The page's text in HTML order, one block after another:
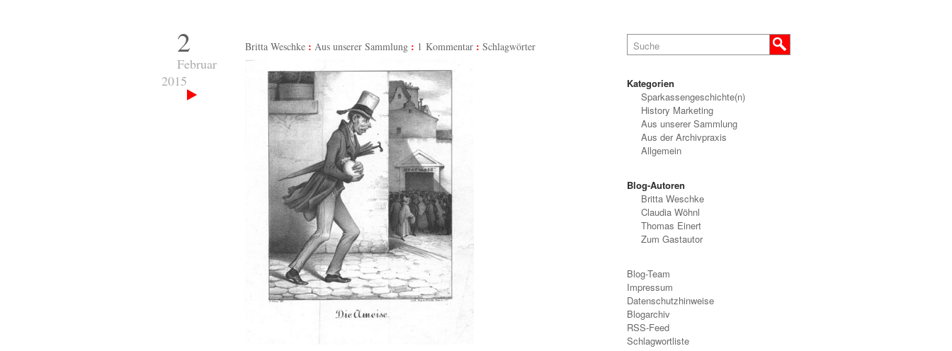
2
Februar
2015
Britta Weschke Aus unserer Sammlung 1 Kommentar Schlagwörter
Kategorien
Sparkassengeschichte(n)
History Marketing
Aus unserer Sammlung
Aus der Archivpraxis
Allgemein
Blog-Autoren
Britta Weschke
Claudia Wöhnl
Thomas Einert
Zum Gastautor
Blog-Team
Impressum
Datenschutzhinweise
Blogarchiv
RSS-Feed
Schlagwortliste